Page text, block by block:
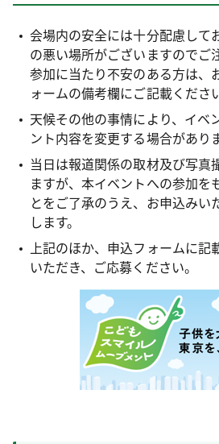
会場内の安全には十分配慮して
の悪い場所がございますのでご
参加に当たり不安のある方は、
ォームの備考欄にご記載くださ
天候その他の事情により、イベ
ント内容を変更する場合があり
当日は報道関係の取材及び写真
ますが、本イベントへの参加を
とをご了承のうえ、お申込みい
します。
上記のほか、申込フォームに記
いただき、ご応募ください。